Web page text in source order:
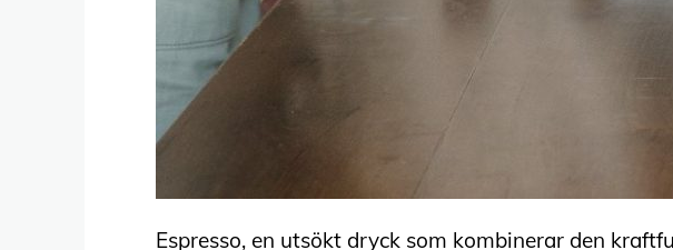
Espresso, en utsökt dryck som kombinerar den